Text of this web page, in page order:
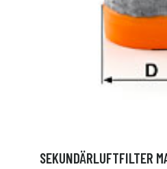
SEKUNDÄRLUFTFILTER